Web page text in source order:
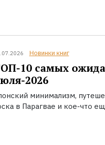
Новинки книг
10 самых
2026
минимализм,
в Парагвае и кое-что